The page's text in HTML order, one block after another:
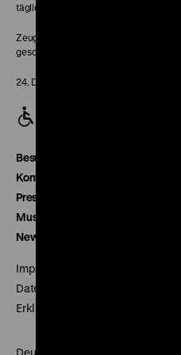
täglich 10-18 Uhr
Zeughaus:
geschlossen
24. Dezember geschlossen
Besucherservice
Kontakt
Presse
Museumsverein
Newsletter
Impressum
Datenschutz
Erklärung digitale Barrierefreiheit
Deutsches Historisches Museum